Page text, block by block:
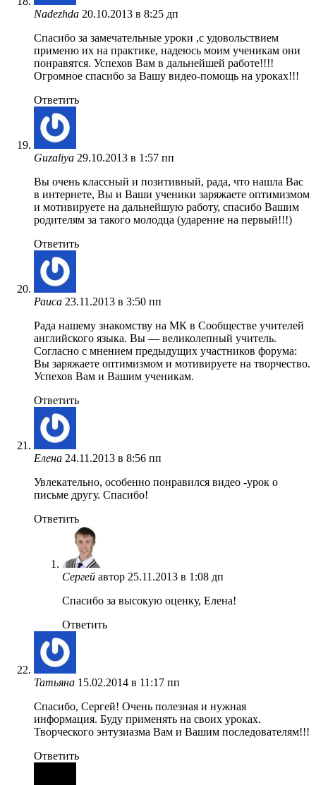
Nadezhda 20.10.2013 в 8:25 дп
Спасибо за замечательные уроки ,с удовольствием
применю их на практике, надеюсь моим ученикам они
понравятся. Успехов Вам в дальнейшей работе!!!!
Огромное спасибо за Вашу видео-помощь на уроках!!!
Ответить
Guzaliya 29.10.2013 в 1:57 пп
Вы очень классный и позитивный, рада, что нашла Вас
в интернете, Вы и Ваши ученики заряжаете оптимизмом
и мотивируете на дальнейшую работу, спасибо Вашим
родителям за такого молодца (ударение на первый!!!)
Ответить
Раиса 23.11.2013 в 3:50 пп
Рада нашему знакомству на МК в Сообществе учителей
английского языка. Вы — великолепный учитель.
Согласно с мнением предыдущих участников форума:
Вы заряжаете оптимизмом и мотивируете на творчество.
Успехов Вам и Вашим ученикам.
Ответить
Елена 24.11.2013 в 8:56 пп
Увлекательно, особенно понравился видео -урок о
письме другу. Спасибо!
Ответить
Сергей автор 25.11.2013 в 1:08 дп
Спасибо за высокую оценку, Елена!
Ответить
Татьяна 15.02.2014 в 11:17 пп
Спасибо, Сергей! Очень полезная и нужная
информация. Буду применять на своих уроках.
Творческого энтузиазма Вам и Вашим последователям!!!
Ответить